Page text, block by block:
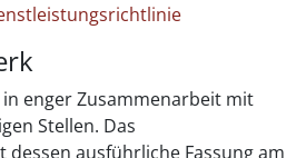
enger Zusammenarbeit mit
Stellen. Das
dessen ausführliche Fassung am